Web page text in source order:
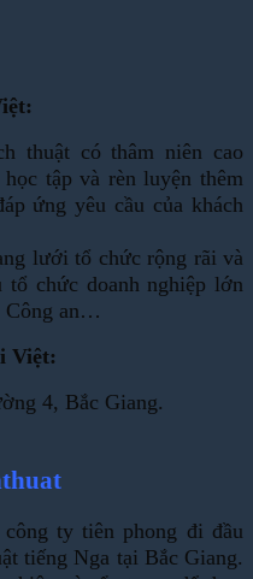
thuật có thâm niên cao
tập và rèn luyện thêm
ứng yêu cầu của khách
lưới tổ chức rộng rãi và
tổ chức doanh nghiệp lớn
Công an…
Việt:
4, Bắc Giang.
ty tiên phong đi đầu
tiếng Nga tại Bắc Giang.